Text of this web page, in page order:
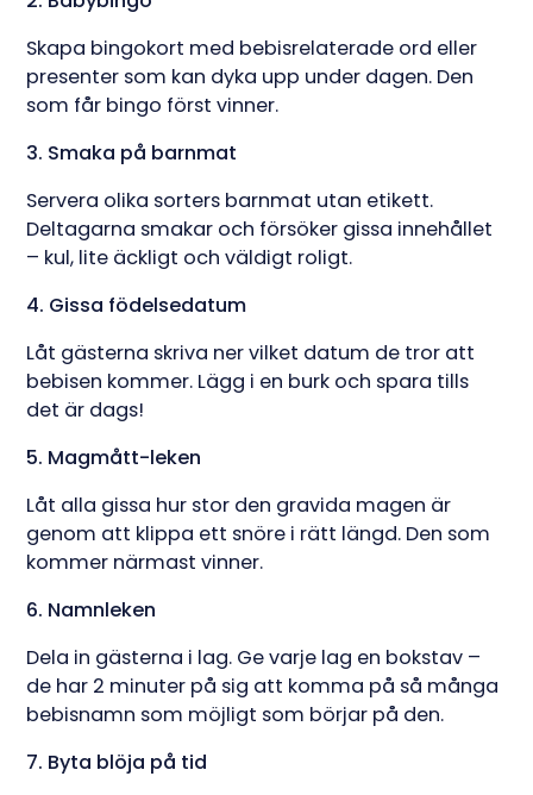
Skapa bingokort med bebisrelaterade ord eller
presenter som kan dyka upp under dagen. Den
som får bingo först vinner.
3. Smaka på barnmat
Servera olika sorters barnmat utan etikett.
Deltagarna smakar och försöker gissa innehållet
– kul, lite äckligt och väldigt roligt.
4. Gissa födelsedatum
Låt gästerna skriva ner vilket datum de tror att
bebisen kommer. Lägg i en burk och spara tills
det är dags!
5. Magmått-leken
Låt alla gissa hur stor den gravida magen är
genom att klippa ett snöre i rätt längd. Den som
kommer närmast vinner.
6. Namnleken
Dela in gästerna i lag. Ge varje lag en bokstav –
de har 2 minuter på sig att komma på så många
bebisnamn som möjligt som börjar på den.
7. Byta blöja på tid